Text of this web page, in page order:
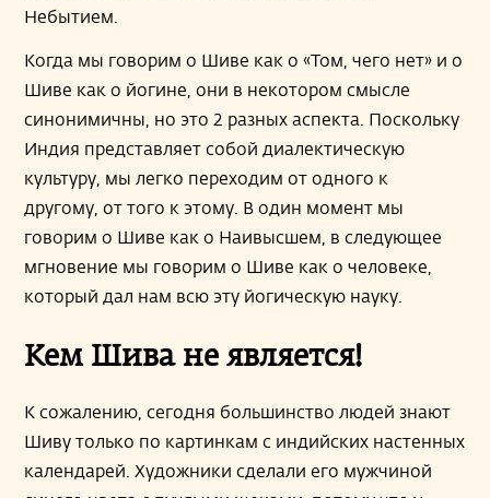
Небытием.
Когда мы говорим о Шиве как о «Том, чего нет» и о
Шиве как о йогине, они в некотором смысле
синонимичны, но это 2 разных аспекта. Поскольку
Индия представляет собой диалектическую
культуру, мы легко переходим от одного к
другому, от того к этому. В один момент мы
говорим о Шиве как о Наивысшем, в следующее
мгновение мы говорим о Шиве как о человеке,
который дал нам всю эту йогическую науку.
Кем Шива не является!
К сожалению, сегодня большинство людей знают
Шиву только по картинкам с индийских настенных
календарей. Художники сделали его мужчиной